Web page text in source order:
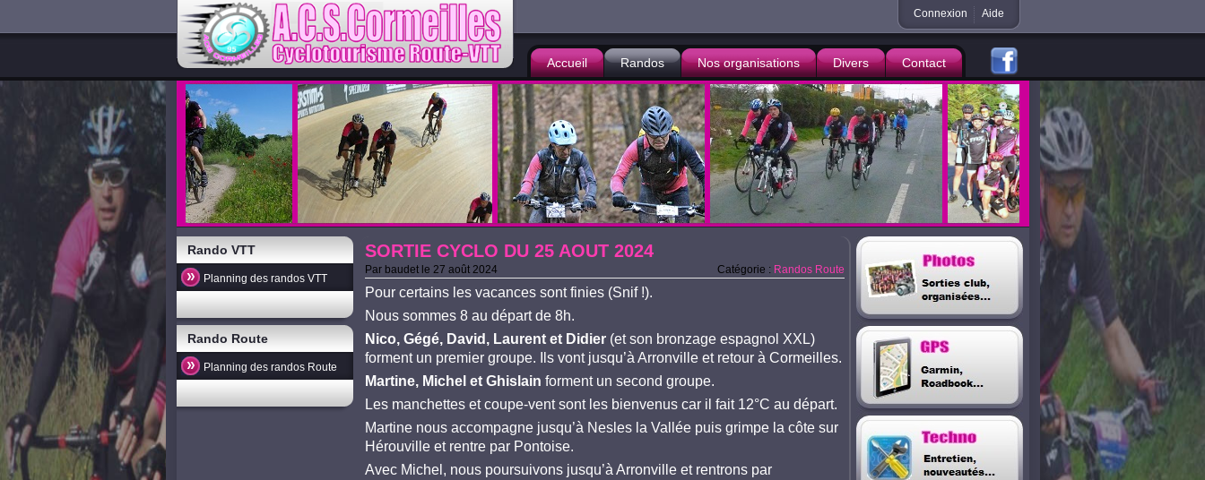
Connexion Aide
Accueil Randos Nos organisations Divers Contact
Rando VTT
Planning des randos VTT
Rando Route
Planning des randos Route
SORTIE CYCLO DU 25 AOUT 2024
Catégorie : Randos Route
Par baudetle 27 août 2024
Pour certains les vacances sont finies (Snif !).
Nous sommes 8 au départ de 8h.
Nico, Gégé, David, Laurent et Didier(et son bronzage espagnol XXL)
forment un premier groupe. Ils vont jusqu’à Arronville et retour à Cormeilles.
Martine, Michel et Ghislain forment un second groupe.
Les manchettes et coupe-vent sont les bienvenus car il fait 12°C au départ.
Martine nous accompagne jusqu’à Nesles la Vallée puis grimpe la côte sur
Hérouville et rentre par Pontoise.
Avec Michel, nous poursuivons jusqu’à Arronville et rentrons par